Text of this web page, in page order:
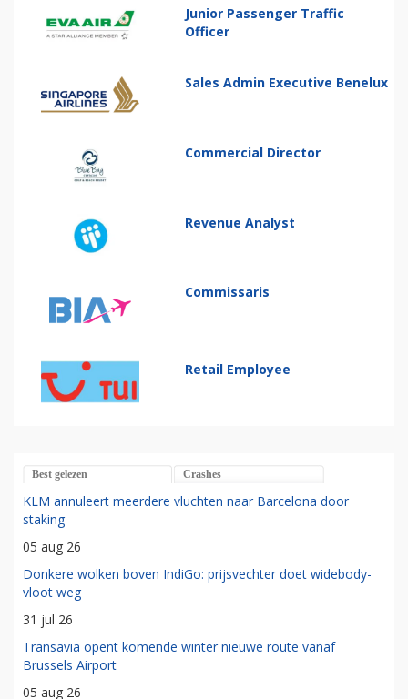
Junior Passenger Traffic
Officer
Sales Admin Executive Benelux
Commercial Director
Revenue Analyst
Commissaris
Retail Employee
Best gelezen Crashes
KLM annuleert meerdere vluchten naar Barcelona door
staking
05 aug 26
Donkere wolken boven IndiGo: prijsvechter doet widebody-
vloot weg
31 jul 26
Transavia opent komende winter nieuwe route vanaf
Brussels Airport
05 aug 26